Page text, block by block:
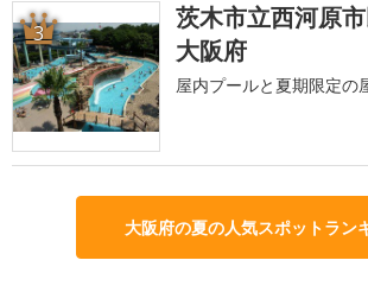
3
茨木市立西河原
大阪府
屋内プールと夏期限定の
大阪府の夏の人気スポットラン